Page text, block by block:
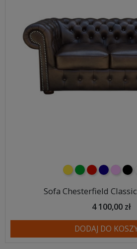
żółtyzielonyczerwony
granatowy
różowy
Sofa Chesterfield
4 100,00 zł
DODAJ DO